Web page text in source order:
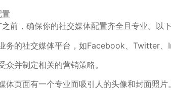
前，确保你的社交媒体配置齐全且专业。以
务的社交媒体平台，如Facebook、Twitter、
众并制定相关的营销策略。
体页面有一个专业而吸引人的头像和封面照片。